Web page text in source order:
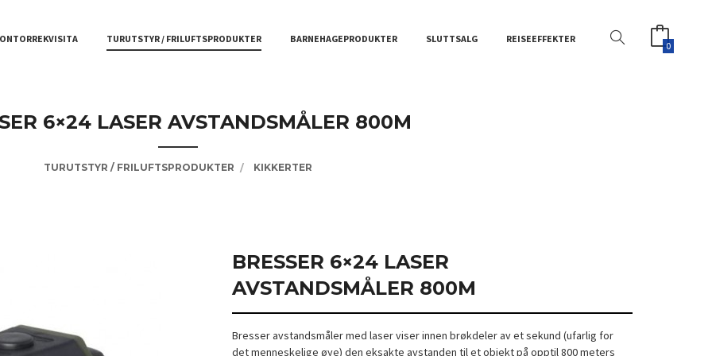
TURUTSTYR / FRILUFTSPRODUKTER BARNEHAGEPRODUKTER SLUTTSALG REISEEFFEKTER
0
6×24 LASER AVSTANDSMÅLER 800M
TURUTSTYR / FRILUFTSPRODUKTER KIKKERTER
BRESSER 6×24 LASER
AVSTANDSMÅLER 800M
Bresser avstandsmåler med laser viser innen brøkdeler av et sekund (ufarlig for
det menneskelige øye) den eksakte avstanden til et objekt på opptil 800 meters